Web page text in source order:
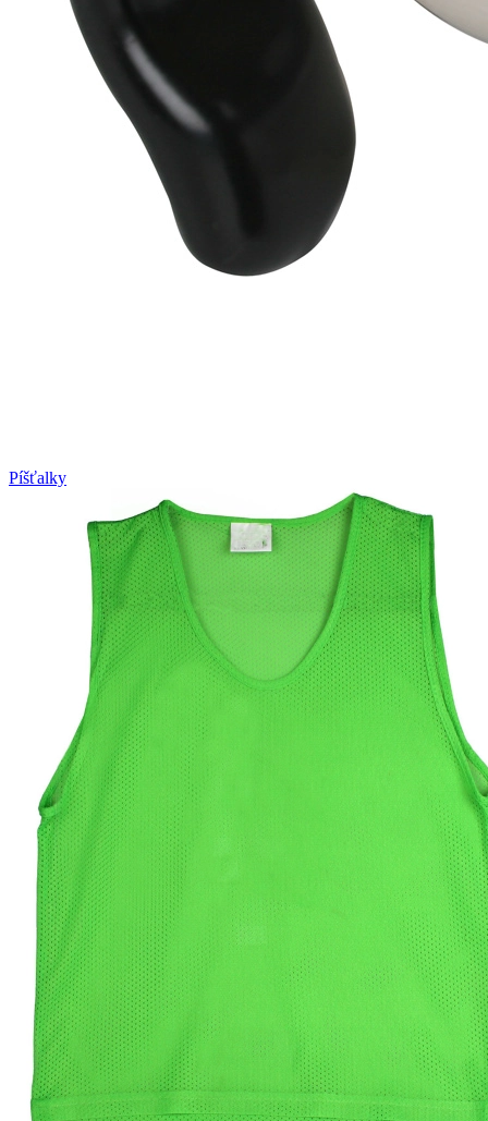
Píšťalky